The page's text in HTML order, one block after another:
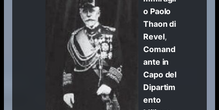
o Paolo
Thaon di
Revel,
Comand
ante in
Capo del
Dipartim
ento